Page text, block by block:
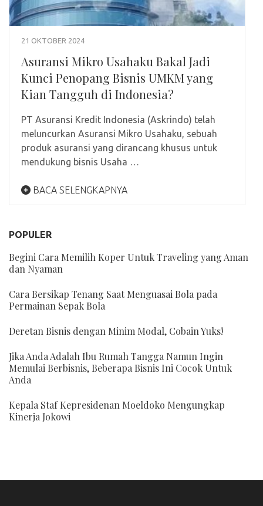
21 OKTOBER 2024
Asuransi Mikro Usahaku Bakal Jadi
Kunci Penopang Bisnis UMKM yang
Kian Tangguh di Indonesia?
PT Asuransi Kredit Indonesia (Askrindo) telah
meluncurkan Asuransi Mikro Usahaku, sebuah
produk asuransi yang dirancang khusus untuk
mendukung bisnis Usaha …
BACA SELENGKAPNYA
POPULER
Begini Cara Memilih Koper Untuk Traveling yang Aman
dan Nyaman
Cara Bersikap Tenang Saat Menguasai Bola pada
Permainan Sepak Bola
Deretan Bisnis dengan Minim Modal, Cobain Yuks!
Jika Anda Adalah Ibu Rumah Tangga Namun Ingin
Memulai Berbisnis, Beberapa Bisnis Ini Cocok Untuk
Anda
Kepala Staf Kepresidenan Moeldoko Mengungkap
Kinerja Jokowi